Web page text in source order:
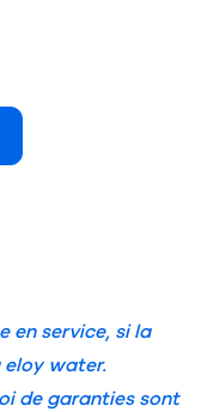
en service, si la
eloy water.
de garanties sont